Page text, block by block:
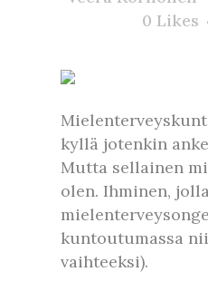
0 Likes
kyllä jotenkin
Mutta sellainen
olen. Ihminen,
kuntoutumassa
vaihteeksi).